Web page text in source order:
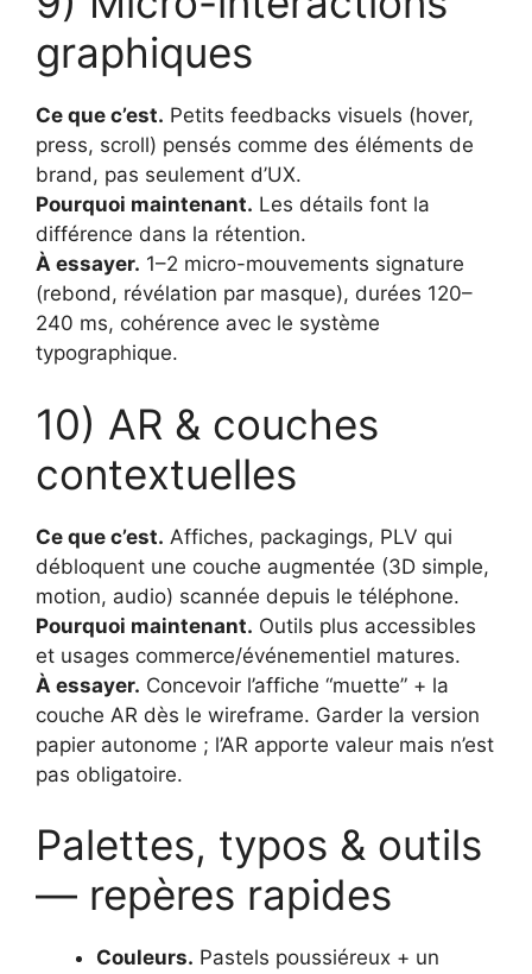
graphiques
Ce que c’est. Petits feedbacks visuels (hover,
press, scroll) pensés comme des éléments de
brand, pas seulement d’UX.
Pourquoi maintenant. Les détails font la
différence dans la rétention.
À essayer. 1–2 micro-mouvements signature
(rebond, révélation par masque), durées 120–
240 ms, cohérence avec le système
typographique.
10) AR & couches
contextuelles
Ce que c’est. Affiches, packagings, PLV qui
débloquent une couche augmentée (3D simple,
motion, audio) scannée depuis le téléphone.
Pourquoi maintenant. Outils plus accessibles
et usages commerce/événementiel matures.
À essayer. Concevoir l’affiche “muette” + la
couche AR dès le wireframe. Garder la version
papier autonome ; l’AR apporte valeur mais n’est
pas obligatoire.
Palettes, typos & outils
— repères rapides
Couleurs. Pastels poussiéreux + un